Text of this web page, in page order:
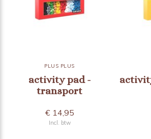
PLUS PLUS
activity pad -
transport
€ 14,95
Incl. btw